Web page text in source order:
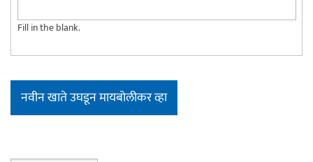
Fill in the blank.